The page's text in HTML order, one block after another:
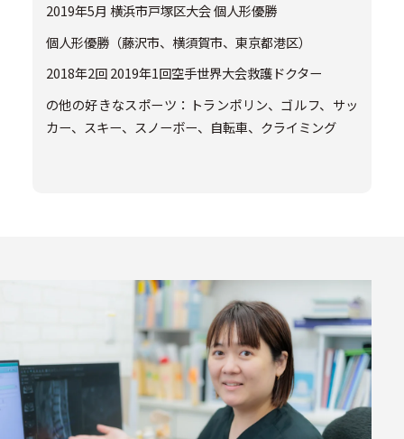
2019年5月 横浜市戸塚区大会 個人形優勝
個人形優勝（藤沢市、横須賀市、東京都港区）
2018年2回 2019年1回空手世界大会救護ドクター
の他の好きなスポーツ：トランポリン、ゴルフ、サッ
カー、スキー、スノーボー、自転車、クライミング